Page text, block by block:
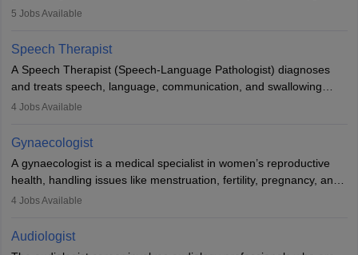
guides nutrition, and provides animal care. A Bachelor’s in
profession brings together medical knowledge and a strong
commitment to animal welfare.
5 Jobs Available
Speech Therapist
A Speech Therapist (Speech-Language Pathologist) diagnoses
and treats speech, language, communication, and swallowing
disorders across all ages. They work in hospitals, schools, clinics,
training, and certification. With rising demand, the career offers
rewarding opportunities in therapy, education, and research.
4 Jobs Available
Gynaecologist
A gynaecologist is a medical specialist in women’s reproductive
health, handling issues like menstruation, fertility, pregnancy, and
childbirth. They perform exams, surgeries, and offer family
and postgraduate training. Gynaecologists work in hospitals or
clinics and are in high demand, with salaries growing significantly
4 Jobs Available
Audiologist